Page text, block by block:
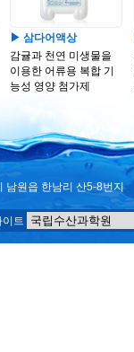
▶ 삼다어액상
감귤과 천연 미생물을
이용한 어류용 복합 기
능성 영양 첨가제
이트
남원읍 한남리 산5-8번지